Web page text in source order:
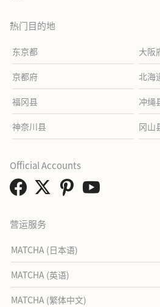
热门目的地
东京都 大阪
京都府 北海
福冈县 冲绳
神奈川县 冈山
营运服务
MATCHA (日本语)
MATCHA (英语)
MATCHA (繁体中文)
Official Accounts